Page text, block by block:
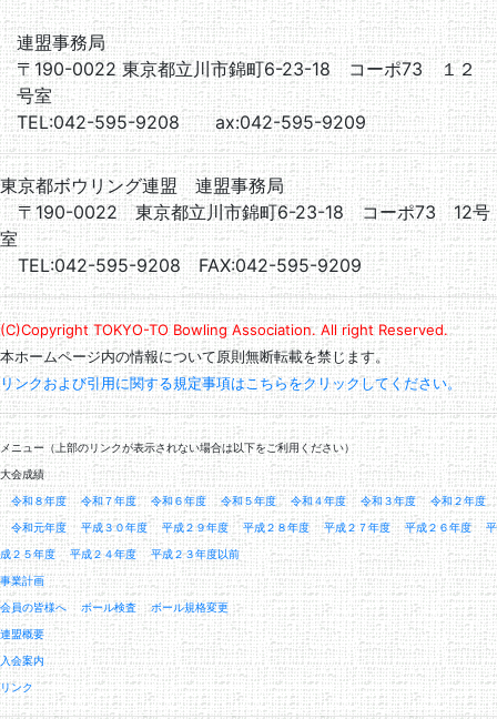
連盟事務局
〒190-0022 東京都立川市錦町6-23-18 コーポ73 １２
号室
TEL:042-595-9208 ax:042-595-9209
東京都ボウリング連盟 連盟事務局
〒190-0022 東京都立川市錦町6-23-18 コーポ73 12号
室
TEL:042-595-9208 FAX:042-595-9209
(C)Copyright TOKYO-TO Bowling Association. All right Reserved.
本ホームページ内の情報について原則無断転載を禁じます。
リンクおよび引用に関する規定事項はこちらをクリックしてください。
メニュー（上部のリンクが表示されない場合は以下をご利用ください）
大会成績
令和８年度
令和７年度 令和６年度 令和５年度 令和４年度 令和３年度
令和２年度
令和元年度
平成３０年度 平成２９年度 平成２８年度 平成２７年度 平成２６年度
平
成２５年度
平成２４年度
平成２３年度以前
事業計画
会員の皆様へ
ボール検査
ボール規格変更
連盟概要
入会案内
リンク